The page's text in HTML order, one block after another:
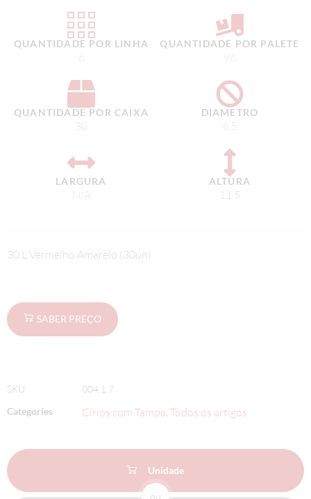
QUANTIDADE POR LINHA
QUANTIDADE POR CAIXA
30
LARGURA
N/A
QUANTIDADE POR PALETE
96
DIAMETRO
6.5
ALTURA
11.5
30 L Vermelho Amarelo (30un)
SABER PREÇO
SKU
004.1.7
Categories
Círios com Tampa, Todos os artigos
Unidade